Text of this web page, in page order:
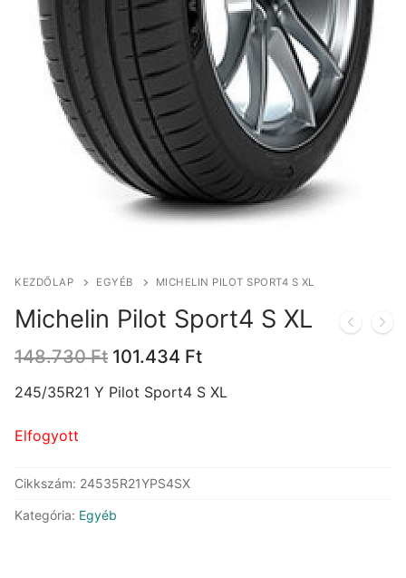
KEZDŐLAP EGYÉB MICHELIN PILOT SPORT4 S XL
Michelin Pilot Sport4 S XL
148.730Ft Original
was:
101.434 FtCurrent
is:
245/35R21 Y Pilot Sport4 S XL
Elfogyott
Cikkszám: 24535R21YPS4SX
Kategória: Egyéb